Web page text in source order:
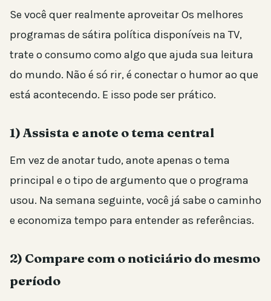
Se você quer realmente aproveitar Os melhores
programas de sátira política disponíveis na TV,
trate o consumo como algo que ajuda sua leitura
do mundo. Não é só rir, é conectar o humor ao que
está acontecendo. E isso pode ser prático.
1) Assista e anote o tema central
Em vez de anotar tudo, anote apenas o tema
principal e o tipo de argumento que o programa
usou. Na semana seguinte, você já sabe o caminho
e economiza tempo para entender as referências.
2) Compare com o noticiário do mesmo
período